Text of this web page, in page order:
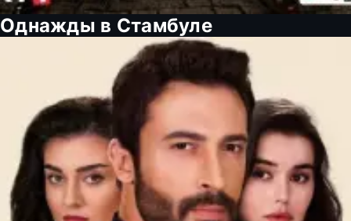
Однажды в Стамбуле